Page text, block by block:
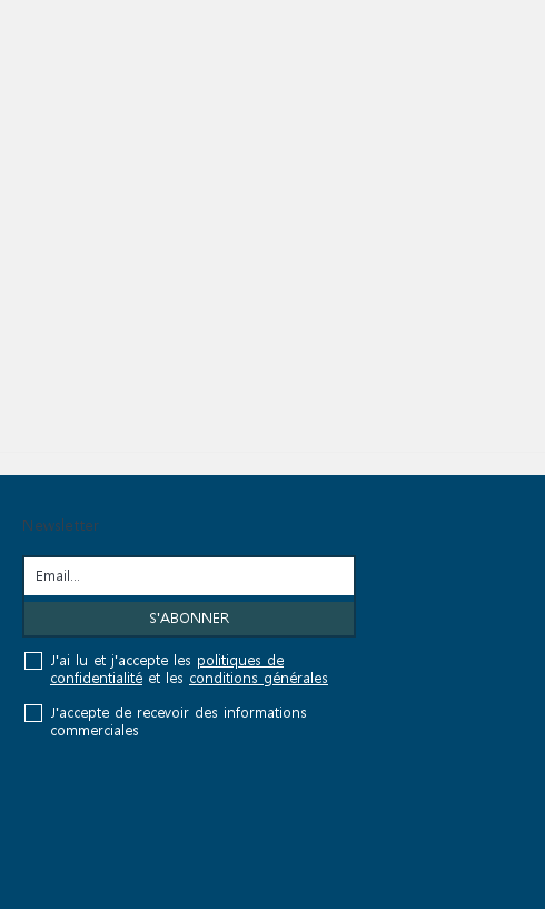
Newsletter
J'ai lu et j'accepte les politiques de
confidentialitéet les conditions générales
J'accepte de recevoir des informations
commerciales